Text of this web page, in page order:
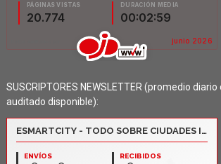
SUSCRIPTORES NEWSLETTER (promedio
auditado disponible):